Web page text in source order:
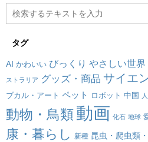
タグ
AI かわいい びっくり やさしい世界
ストラリア グッズ・商品 サイエ
ブカル・アート ペット ロボット 中国
動物・鳥類動画 化石 地球
康・暮らし
新種 昆虫・爬虫類